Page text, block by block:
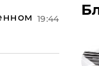
19:44